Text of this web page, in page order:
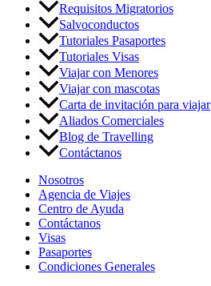
Requisitos Migratorios
Salvoconductos
Tutoriales Pasaportes
Tutoriales Visas
Viajar con Menores
Viajar con mascotas
Carta de invitación para viajar
Aliados Comerciales
Blog de Travelling
Contáctanos
Nosotros
Agencia de Viajes
Centro de Ayuda
Contáctanos
Visas
Pasaportes
Condiciones Generales